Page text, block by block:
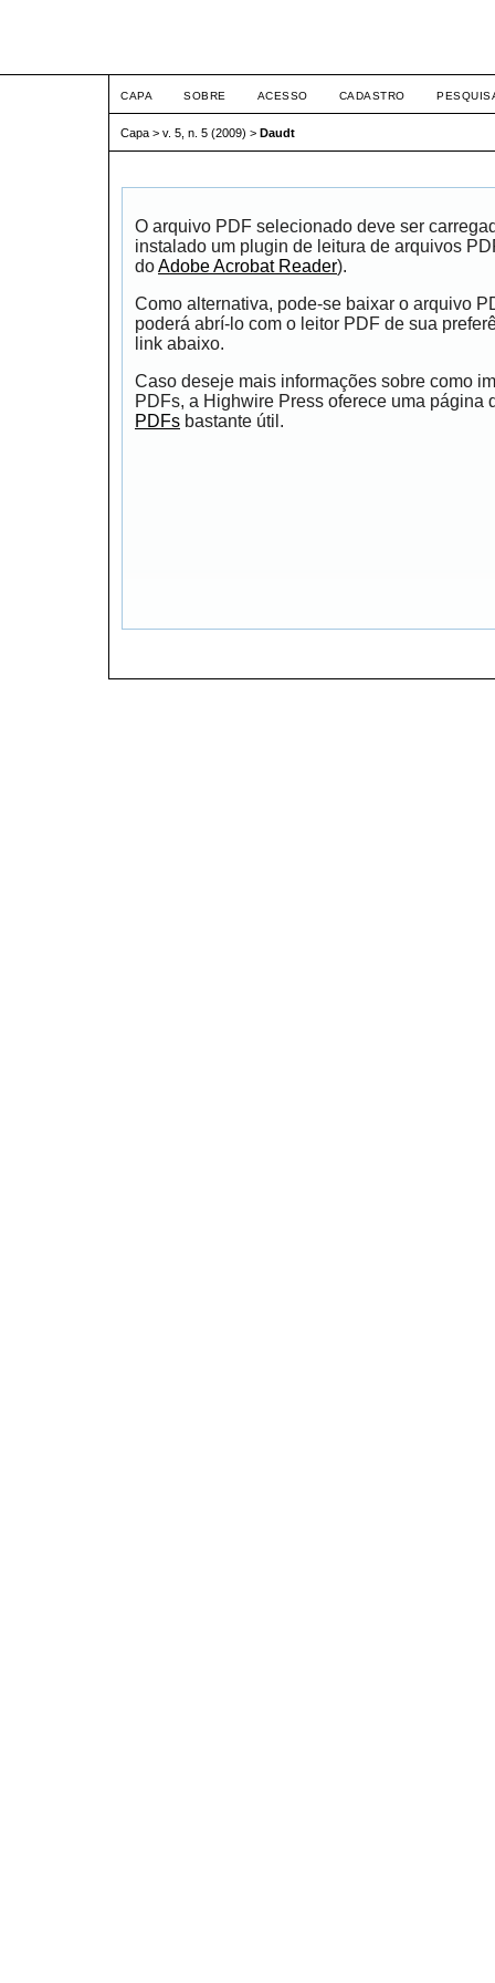
CAPA SOBRE ACESSO CADASTRO
Capa > v. 5, n. 5 (2009) > Daudt
O arquivo PDF selecionado deve ser
instalado um plugin de leitura de arquivos
doAdobe Acrobat Reader).
Como alternativa, pode-se baixar o arquivo
poderá abrí-lo com o leitor PDF de sua
link abaixo.
Caso deseje mais informações sobre como
PDFs, a Highwire Press oferece uma página
PDFs bastante útil.